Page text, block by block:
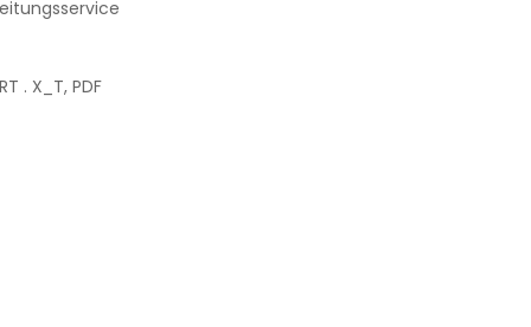
. X_T, PDF